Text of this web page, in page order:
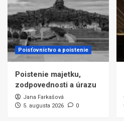
Poisťovníctvo a poistenie
Poistenie majetku,
zodpovednosti a úrazu
Jana Farkašová
5. augusta 2026
0